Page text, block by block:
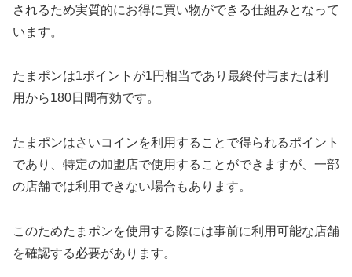
されるため実質的にお得に買い物ができる仕組みとなって
います。
たまポンは1ポイントが1円相当であり最終付与または利
用から180日間有効です。
たまポンはさいコインを利用することで得られるポイント
であり、特定の加盟店で使用することができますが、一部
の店舗では利用できない場合もあります。
このためたまポンを使用する際には事前に利用可能な店舗
を確認する必要があります。